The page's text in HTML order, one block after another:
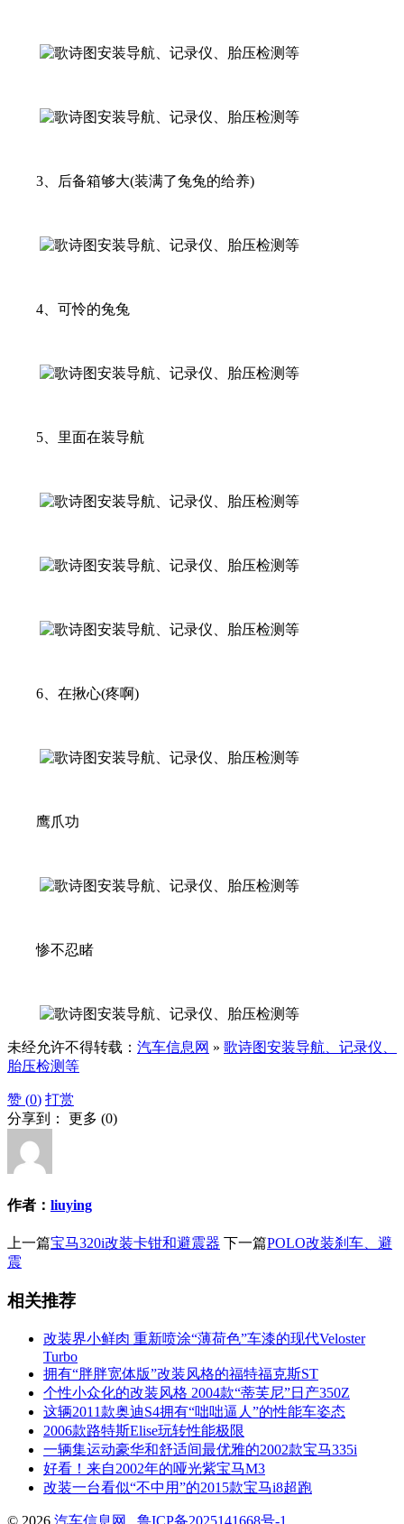
3、后备箱够大(装满了兔兔的给养)
4、可怜的兔兔
5、里面在装导航
6、在揪心(疼啊)
鹰爪功
惨不忍睹
未经允许不得转载： 汽车信息网 » 歌诗图安装导航、记录仪、
胎压检测等
赞 (0) 打赏
分享到： 更多 (0)
作者： liuying
上一篇宝马320i改装卡钳和避震器 下一篇POLO改装刹车、避
震
相关推荐
改装界小鲜肉 重新喷涂“薄荷色”车漆的现代Veloster
Turbo
拥有“胖胖宽体版”改装风格的福特福克斯ST
个性小众化的改装风格 2004款“蒂芙尼”日产350Z
这辆2011款奥迪S4拥有“咄咄逼人”的性能车姿态
2006款路特斯Elise玩转性能极限
一辆集运动豪华和舒适间最优雅的2002款宝马335i
好看！来自2002年的哑光紫宝马M3
改装一台看似“不中用”的2015款宝马i8超跑
© 2026 汽车信息网 鲁ICP备2025141668号-1